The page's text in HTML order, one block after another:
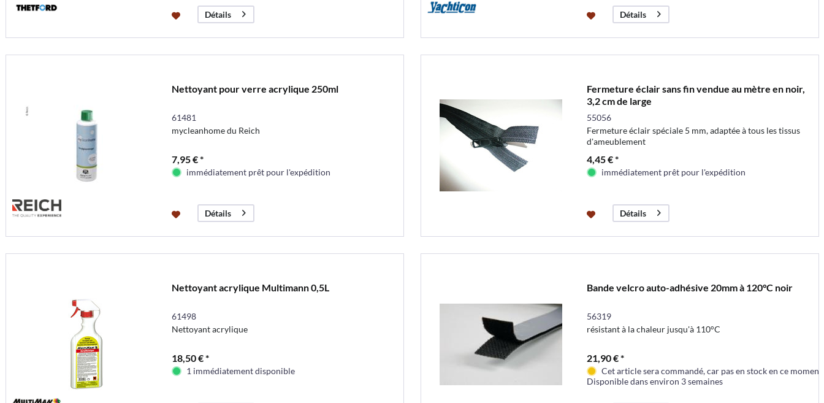
Détails Détails
Nettoyant pour verre acrylique 250ml
61481
mycleanhome du Reich
7,95 € *
immédiatement prêt pour l'expédition
Détails
Fermeture éclair sans fin vendue au mètre en noir,
3,2 cm de large
55056
Fermeture éclair spéciale 5 mm, adaptée à tous les tissus
d'ameublement
4,45 € *
immédiatement prêt pour l'expédition
Détails
Nettoyant acrylique Multimann 0,5L
61498
Nettoyant acrylique
18,50 € *
1 immédiatement disponible
Bande velcro auto-adhésive 20mm à 120°C noir
56319
résistant à la chaleur jusqu'à 110°C
21,90 € *
Cet article sera commandé, car pas en stock en ce moment
Disponible dans environ 3 semaines